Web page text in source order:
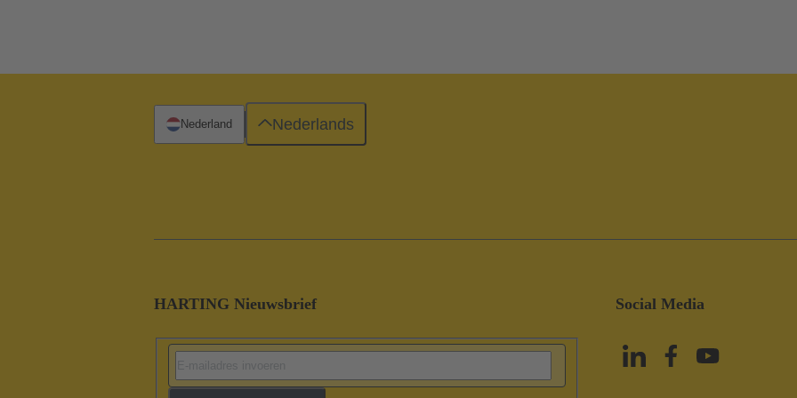
HARTING Nieuwsbrief Social Media
Nederland Nederlands